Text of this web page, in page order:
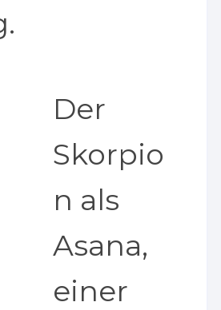
Der
Skorpio
n als
Asana,
einer